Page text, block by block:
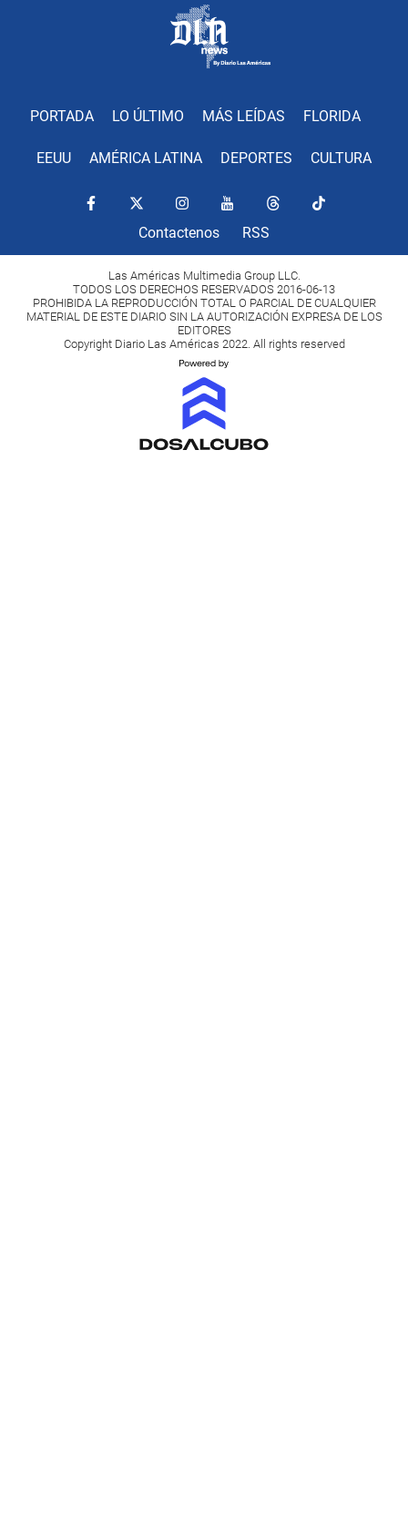
PORTADA LO ÚLTIMO MÁS LEÍDAS FLORIDA
EEUU AMÉRICA LATINA DEPORTES CULTURA
Contactenos RSS
Las Américas Multimedia Group LLC.
TODOS LOS DERECHOS RESERVADOS 2016-06-13
PROHIBIDA LA REPRODUCCIÓN TOTAL O PARCIAL DE CUALQUIER
MATERIAL DE ESTE DIARIO SIN LA AUTORIZACIÓN EXPRESA DE LOS
EDITORES
Copyright Diario Las Américas 2022. All rights reserved